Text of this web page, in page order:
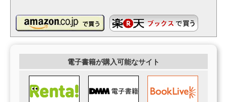
電子書籍が購入可能なサイト